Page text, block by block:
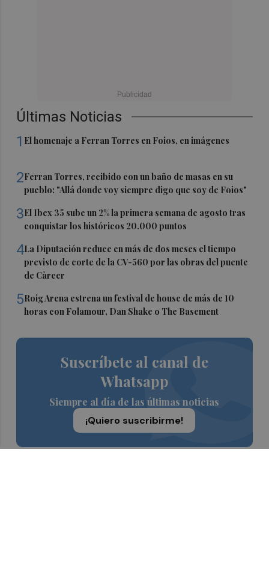
Últimas Noticias
1 El homenaje a Ferran Torres en Foios, en imágenes
2Ferran Torres, recibido con un baño de masas en su
pueblo: "Allá donde voy siempre digo que soy de Foios"
3El Ibex 35 sube un 2% la primera semana de agosto tras
conquistar los históricos 20.000 puntos
4La Diputación reduce en más de dos meses el tiempo
previsto de corte de la CV-560 por las obras del puente
de Càrcer
5Roig Arena estrena un festival de house de más de 10
horas con Folamour, Dan Shake o The Basement
Suscríbete al canal de
Whatsapp
Siempre al día de las últimas noticias
¡Quiero suscribirme!